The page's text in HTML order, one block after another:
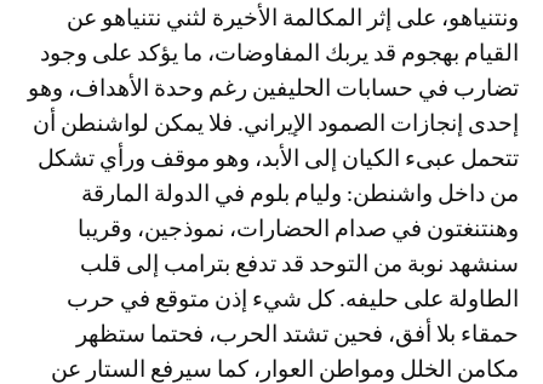
ونتنياهو، على إثر المكالمة الأخيرة لثني نتنياهو عن
القيام بهجوم قد يربك المفاوضات، ما يؤكد على وجود
تضارب في حسابات الحليفين رغم وحدة الأهداف، وهو
إحدى إنجازات الصمود الإيراني. فلا يمكن لواشنطن أن
تتحمل عبىء الكيان إلى الأبد، وهو موقف ورأي تشكل
من داخل واشنطن: وليام بلوم في الدولة المارقة
وهنتنغتون في صدام الحضارات، نموذجين، وقريبا
سنشهد نوبة من التوحد قد تدفع بترامب إلى قلب
الطاولة على حليفه. كل شيء إذن متوقع في حرب
حمقاء بلا أفق، فحين تشتد الحرب، فحتما ستظهر
مكامن الخلل ومواطن العوار، كما سيرفع الستار عن